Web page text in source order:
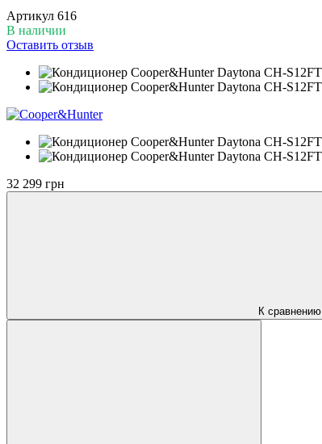
Артикул 616
В наличии
Оставить отзыв
32 299 грн
К сравнению